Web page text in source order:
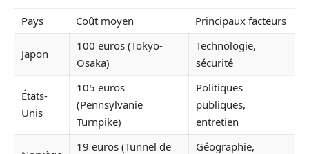
Pays Coût moyen Principaux facteurs
Japon
100 euros (Tokyo-
Osaka)
Technologie,
sécurité
États-
Unis
105 euros
(Pennsylvanie
Turnpike)
Politiques
publiques,
entretien
19 euros (Tunnel de
Géographie,